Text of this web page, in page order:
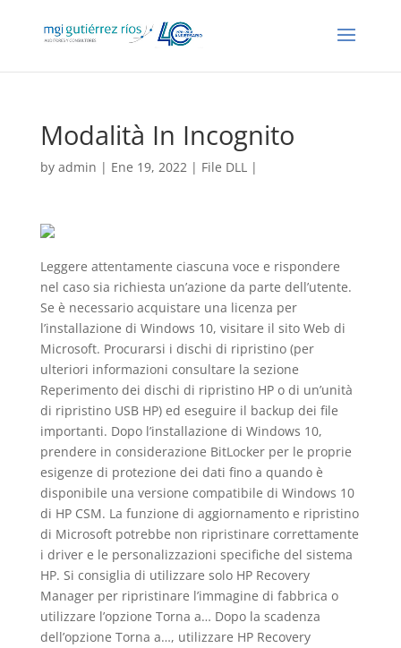
Modalità In Incognito
by admin | Ene 19, 2022 | File DLL|
Leggere attentamente ciascuna voce e rispondere
nel caso sia richiesta un’azione da parte dell’utente.
Se è necessario acquistare una licenza per
l’installazione di Windows 10, visitare il sito Web di
Microsoft. Procurarsi i dischi di ripristino (per
ulteriori informazioni consultare la sezione
Reperimento dei dischi di ripristino HP o di un’unità
di ripristino USB HP) ed eseguire il backup dei file
importanti. Dopo l’installazione di Windows 10,
prendere in considerazione BitLocker per le proprie
esigenze di protezione dei dati fino a quando è
disponibile una versione compatibile di Windows 10
di HP CSM. La funzione di aggiornamento e ripristino
di Microsoft potrebbe non ripristinare correttamente
i driver e le personalizzazioni specifiche del sistema
HP. Si consiglia di utilizzare solo HP Recovery
Manager per ripristinare l’immagine di fabbrica o
utilizzare l’opzione Torna a… Dopo la scadenza
dell’opzione Torna a…, utilizzare HP Recovery